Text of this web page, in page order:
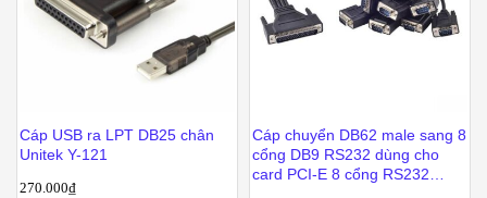
Cáp USB ra LPT DB25 chân
Unitek Y-121
270.000₫
Cáp chuyển DB62 male sang 8
cổng DB9 RS232 dùng cho
card PCI-E 8 cổng RS232